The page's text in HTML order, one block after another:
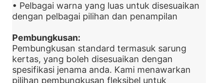
• Pelbagai warna yang luas untuk disesuaikan
dengan pelbagai pilihan dan penampilan
Pembungkusan:
Pembungkusan standard termasuk sarung
kertas, yang boleh disesuaikan dengan
spesifikasi jenama anda. Kami menawarkan
pilihan pembungkusan fleksibel untuk